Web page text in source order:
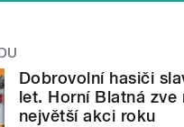
Dobrovolní hasiči
let. Horní Blatná zve
největší akci roku